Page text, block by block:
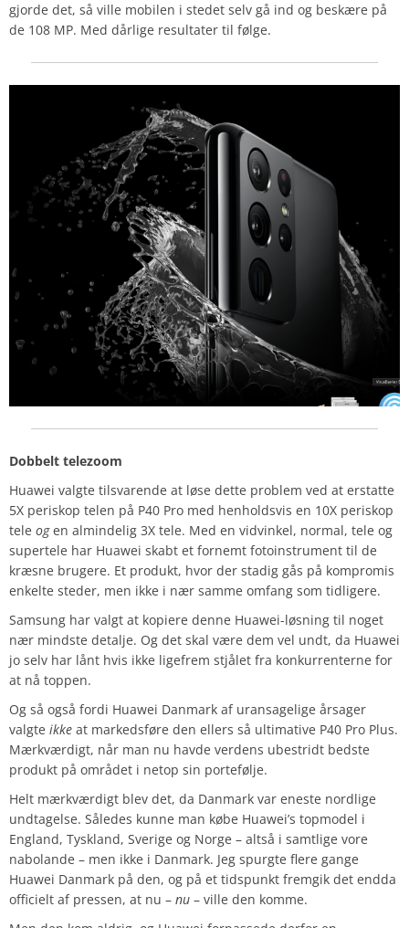
gjorde det, så ville mobilen i stedet selv gå ind og beskære på
de 108 MP. Med dårlige resultater til følge.
Dobbelt telezoom
Huawei valgte tilsvarende at løse dette problem ved at erstatte
5X periskop telen på P40 Pro med henholdsvis en 10X periskop
tele ogen almindelig 3X tele. Med en vidvinkel, normal, tele og
supertele har Huawei skabt et fornemt fotoinstrument til de
kræsne brugere. Et produkt, hvor der stadig gås på kompromis
enkelte steder, men ikke i nær samme omfang som tidligere.
Samsung har valgt at kopiere denne Huawei-løsning til noget
nær mindste detalje. Og det skal være dem vel undt, da Huawei
jo selv har lånt hvis ikke ligefrem stjålet fra konkurrenterne for
at nå toppen.
Og så også fordi Huawei Danmark af uransagelige årsager
valgte ikke at markedsføre den ellers så ultimative P40 Pro Plus.
Mærkværdigt, når man nu havde verdens ubestridt bedste
produkt på området i netop sin portefølje.
Helt mærkværdigt blev det, da Danmark var eneste nordlige
undtagelse. Således kunne man købe Huawei’s topmodel i
England, Tyskland, Sverige og Norge – altså i samtlige vore
nabolande – men ikke i Danmark. Jeg spurgte flere gange
Huawei Danmark på den, og på et tidspunkt fremgik det endda
officielt af pressen, at nu – nu – ville den komme.